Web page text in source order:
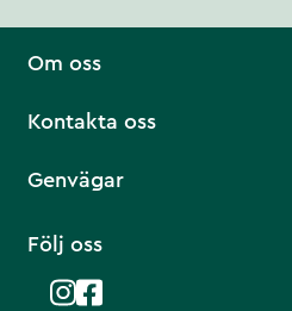
Om oss
Kontakta oss
Genvägar
Följ oss